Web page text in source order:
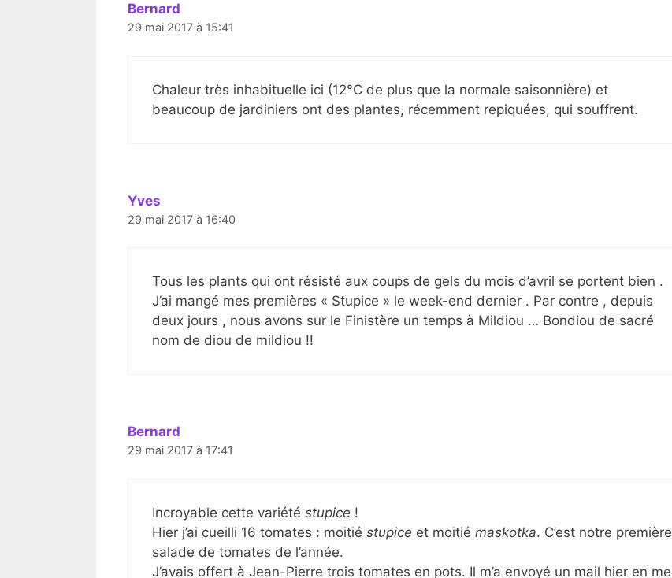
Bernard
29 mai 2017 à 15:41
Chaleur très inhabituelle ici (12°C de plus que la normale saisonnière) et
beaucoup de jardiniers ont des plantes, récemment repiquées, qui souffrent.
Yves
29 mai 2017 à 16:40
Tous les plants qui ont résisté aux coups de gels du mois d’avril se portent bien .
J’ai mangé mes premières « Stupice » le week-end dernier . Par contre , depuis
deux jours , nous avons sur le Finistère un temps à Mildiou … Bondiou de sacré
nom de diou de mildiou !!
Bernard
29 mai 2017 à 17:41
Incroyable cette variété stupice !
Hier j’ai cueilli 16 tomates : moitié stupice et moitié maskotka. C’est notre première
salade de tomates de l’année.
J’avais offert à Jean-Pierre trois tomates en pots. Il m’a envoyé un mail hier en me